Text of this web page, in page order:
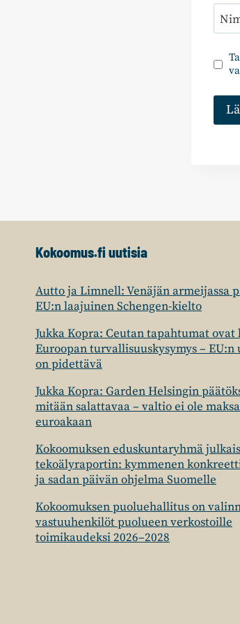
Kokoomus.fi uutisia
Autto ja Limnell: Venäjän armeijassa
EU:n laajuinen Schengen-kielto
Jukka Kopra: Ceutan tapahtumat ovat
Euroopan turvallisuuskysymys –
on pidettävä
Jukka Kopra: Garden Helsingin
mitään salattavaa – valtio ei ole
euroakaan
Kokoomuksen eduskuntaryhmä
tekoälyraportin: kymmenen
ja sadan päivän ohjelma Suomelle
Kokoomuksen puoluehallitus on
vastuuhenkilöt puolueen verkostoille
toimikaudeksi 2026–2028